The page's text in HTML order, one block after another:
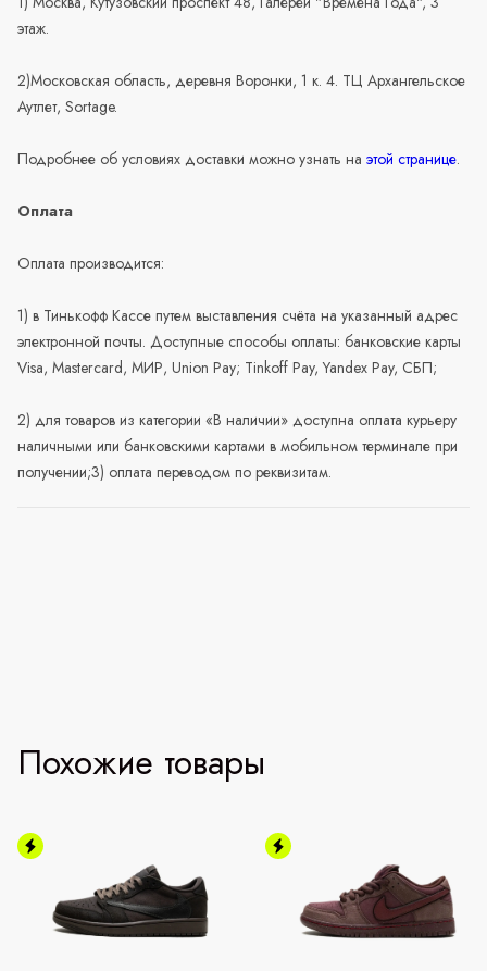
этаж.
2)Московская область, деревня Воронки, 1 к. 4. ТЦ Архангельское
Аутлет, Sortage.
Подробнее об условиях доставки можно узнать на этой странице.
Оплата
Оплата производится:
1) в Тинькофф Кассе путем выставления счёта на указанный адрес
электронной почты. Доступные способы оплаты: банковские карты
Visa, Mastercard, МИР, Union Pay; Tinkoff Pay, Yandex Pay, СБП;
2) для товаров из категории «В наличии» доступна оплата курьеру
наличными или банковскими картами в мобильном терминале при
получении;3) оплата переводом по реквизитам.
Похожие товары